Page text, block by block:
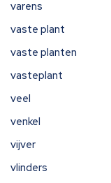
varens
vaste plant
vaste planten
vasteplant
veel
venkel
vijver
vlinders